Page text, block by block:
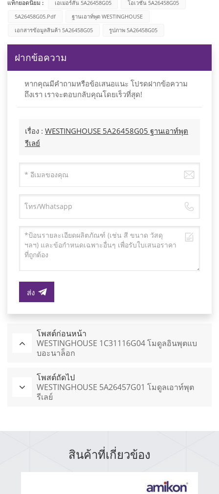
แท็กยอดนิยม : เอเมอร์สัน 5A26458G05
โอเวชั่น 5A26458G05
5A26458G05.pdf
ฐานเอาท์พุต WESTINGHOUSE
เอกสารข้อมูลสินค้า 5A26458G05
รูปภาพ 5A26458G05
ฝากข้อความ
หากคุณมีคำถามหรือข้อเสนอแนะ โปรดฝากข้อความ
ถึงเรา เราจะตอบกลับคุณโดยเร็วที่สุด!
เรื่อง : WESTINGHOUSE 5A26458G05 ฐานเอาท์พุต
รีเลย์
ส่ง
โพสต์ก่อนหน้า
WESTINGHOUSE 1C31116G04 โมดูลอินพุตแบ
บอะนาล็อก
โพสต์ถัดไป
WESTINGHOUSE 5A26457G01 โมดูลเอาท์พุต
รีเลย์
สินค้าที่เกี่ยวข้อง